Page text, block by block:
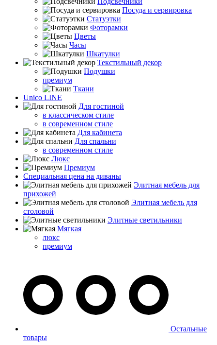
Посуда и сервировка
Статуэтки
Фоторамки
Цветы
Часы
Шкатулки
Текстильный декор
Подушки
премиум
Ткани
Unico LINE
Для гостиной
в классическом стиле
в современном стиле
Для кабинета
Для спальни
в современном стиле
Люкс
Премиум
Специальная цена на диваны
Элитная мебель для
прихожей
Элитная мебель для
столовой
Элитные светильники
Мягкая
люкс
премиум
Остальные
товары